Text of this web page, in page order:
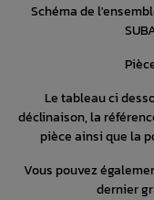
Schéma de
Le tableau ci
déclinaison, la
pièce ainsi que la
Vous pouvez
dernier